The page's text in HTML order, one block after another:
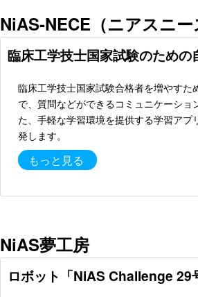
NiAS-NECE（ニアスニー
臨床工学技士国家試験のため
臨床工学技士国家試験合格者を増やすた
で、質問などができるコミュニケーショ
た、手軽な学習環境を提供する学習アプ
発します。
もっと見る
NiAS夢工房
ロボット「NiAS Challenge 29